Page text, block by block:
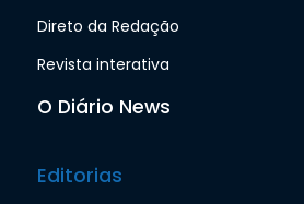
Direto da Redação
Revista interativa
O Diário News
Editorias